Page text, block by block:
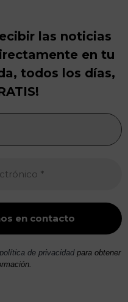
las noticias
en tu
todos los días,
política de privacidadpara obtener